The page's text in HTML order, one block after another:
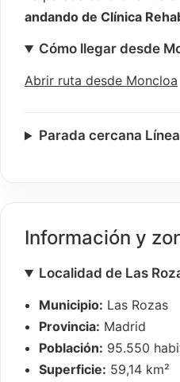
andando de Clínica
Cómo llegar desde
Abrir ruta desde Moncloa
Parada cercana
Información y
Localidad de Las
Municipio: Las Rozas
Provincia: Madrid
Población: 95.550
Superficie: 59,14 km²